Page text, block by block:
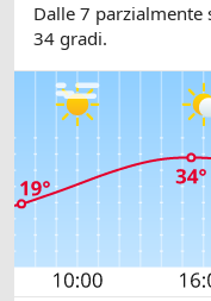
Dalle 7 parzialmente
34 gradi.